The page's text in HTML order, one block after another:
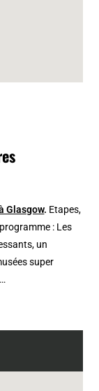
Glasgow. Etapes,
: Les
un
super